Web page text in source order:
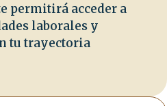
permitirá acceder a
laborales y
tu trayectoria